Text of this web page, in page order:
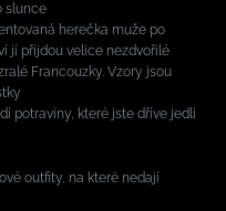
slunce
herečka muže po
jí přijdou velice nezdvořilé
Francouzky. Vzory jsou
potraviny, které jste dříve jedli
outfity, na které nedají